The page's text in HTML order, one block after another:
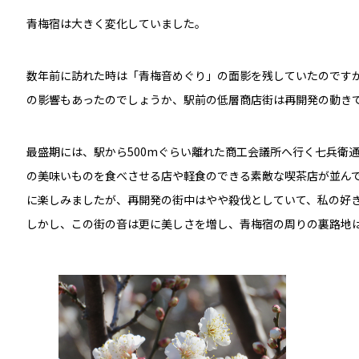
青梅宿は大きく変化していました。
数年前に訪れた時は「青梅音めぐり」の面影を残していたので
の影響もあったのでしょうか、駅前の低層商店街は再開発の動
最盛期には、駅から500mぐらい離れた商工会議所へ行く七兵衛
の美味いものを食べさせる店や軽食のできる素敵な喫茶店が並
に楽しみましたが、再開発の街中はやや殺伐としていて、私の好
しかし、この街の音は更に美しさを増し、青梅宿の周りの裏路地